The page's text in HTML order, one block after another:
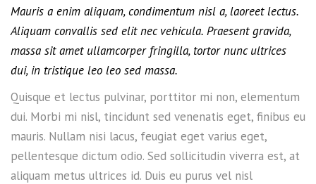
Mauris a enim aliquam, condimentum nisl a, laoreet lectus.
Aliquam convallis sed elit nec vehicula. Praesent gravida,
massa sit amet ullamcorper fringilla, tortor nunc ultrices
dui, in tristique leo leo sed massa.
Quisque et lectus pulvinar, porttitor mi non, elementum
dui. Morbi mi nisl, tincidunt sed venenatis eget, finibus eu
mauris. Nullam nisi lacus, feugiat eget varius eget,
pellentesque dictum odio. Sed sollicitudin viverra est, at
aliquam metus ultrices id. Duis eu purus vel nisl